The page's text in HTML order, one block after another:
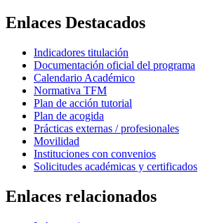
Enlaces Destacados
Indicadores titulación
Documentación oficial del programa
Calendario Académico
Normativa TFM
Plan de acción tutorial
Plan de acogida
Prácticas externas / profesionales
Movilidad
Instituciones con convenios
Solicitudes académicas y certificados
Enlaces relacionados